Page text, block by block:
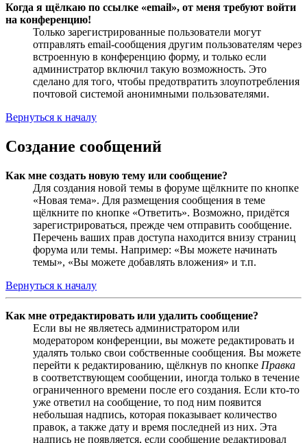
Когда я щёлкаю по ссылке «email», от меня требуют войти
на конференцию!
Только зарегистрированные пользователи могут
отправлять email-сообщения другим пользователям через
встроенную в конференцию форму, и только если
администратор включил такую возможность. Это
сделано для того, чтобы предотвратить злоупотребления
почтовой системой анонимными пользователями.
Вернуться к началу
Создание сообщений
Как мне создать новую тему или сообщение?
Для создания новой темы в форуме щёлкните по кнопке
«Новая тема». Для размещения сообщения в теме
щёлкните по кнопке «Ответить». Возможно, придётся
зарегистрироваться, прежде чем отправить сообщение.
Перечень ваших прав доступа находится внизу страниц
форума или темы. Например: «Вы можете начинать
темы», «Вы можете добавлять вложения» и т.п.
Вернуться к началу
Как мне отредактировать или удалить сообщение?
Если вы не являетесь администратором или
модератором конференции, вы можете редактировать и
удалять только свои собственные сообщения. Вы можете
перейти к редактированию, щёлкнув по кнопке Правка
в соответствующем сообщении, иногда только в течение
ограниченного времени после его создания. Если кто-то
уже ответил на сообщение, то под ним появится
небольшая надпись, которая показывает количество
правок, а также дату и время последней из них. Эта
надпись не появляется, если сообщение редактировал